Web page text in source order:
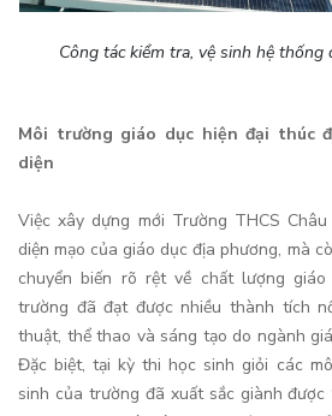
Công tác kiểm tra, vệ sinh hệ thống
Môi trường giáo dục hiện đại thúc
diện
Việc xây dựng mới Trường THCS
diện mạo của giáo dục địa phương, mà
chuyển biến rõ rệt về chất lượng
trường đã đạt được nhiều thành tích
thuật, thể thao và sáng tạo do ngành
Đặc biệt, tại kỳ thi học sinh giỏi các
sinh của trường đã xuất sắc giành